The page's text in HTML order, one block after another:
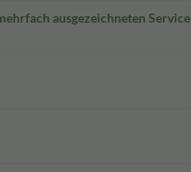
ausgezeichneten Service